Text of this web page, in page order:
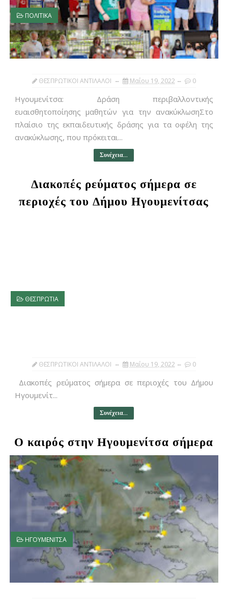
ΠΟΛΙΤΙΚΑ
ΘΕΣΠΡΩΤΙΚΟΙ ΑΝΤΙΛΑΛΟΙ Μαΐου 19, 2022 0
Ηγουμενίτσα: Δράση περιβαλλοντικής
ευαισθητοποίησης μαθητών για την ανακύκλωσηΣτο
πλαίσιο της εκπαιδευτικής δράσης για τα οφέλη της
ανακύκλωσης, που πρόκειται...
Συνέχεια...
Διακοπές ρεύματος σήμερα σε
περιοχές του Δήμου Ηγουμενίτσας
ΘΕΣΠΡΩΤΙΑ
ΘΕΣΠΡΩΤΙΚΟΙ ΑΝΤΙΛΑΛΟΙ Μαΐου 19, 2022 0
Διακοπές ρεύματος σήμερα σε περιοχές του Δήμου
Ηγουμενίτ...
Συνέχεια...
Ο καιρός στην Ηγουμενίτσα σήμερα
ΗΓΟΥΜΕΝΙΤΣΑ